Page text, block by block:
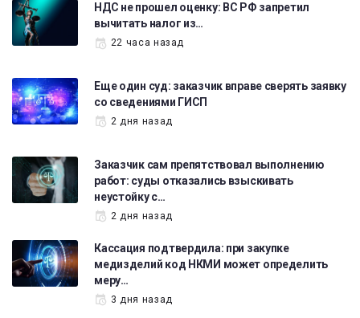
НДС не прошел оценку: ВС РФ запретил
вычитать налог из…
22 часа назад
Еще один суд: заказчик вправе сверять заявку
со сведениями ГИСП
2 дня назад
Заказчик сам препятствовал выполнению
работ: суды отказались взыскивать
неустойку с…
2 дня назад
Кассация подтвердила: при закупке
медизделий код НКМИ может определить
меру…
3 дня назад